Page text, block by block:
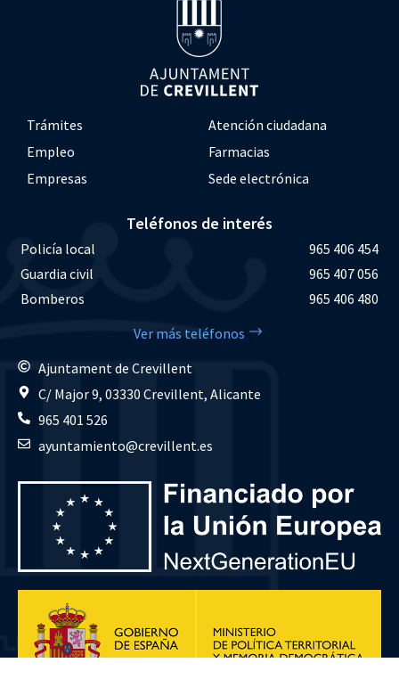
Trámites
Atención ciudadana
Empleo
Farmacias
Empresas
Sede electrónica
Teléfonos de interés
Policía local
965 406 454
Guardia civil
965 407 056
Bomberos
965 406 480
Ver más teléfonos
Ajuntament de Crevillent
C/ Major 9, 03330 Crevillent, Alicante
965 401 526
ayuntamiento@crevillent.es